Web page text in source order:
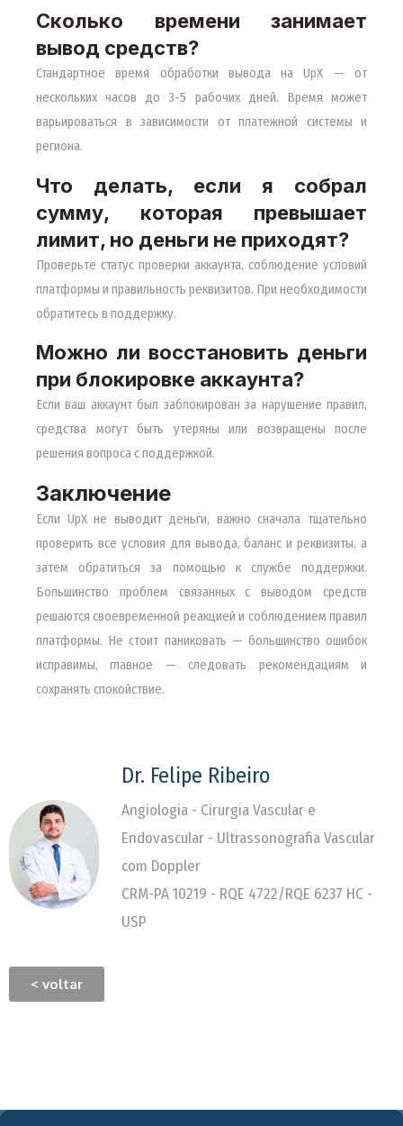
Сколько времени занимает
вывод средств?
Стандартное время обработки вывода на UpX — от
нескольких часов до 3-5 рабочих дней. Время может
варьироваться в зависимости от платежной системы и
региона.
Что делать, если я собрал
сумму, которая превышает
лимит, но деньги не приходят?
Проверьте статус проверки аккаунта, соблюдение условий
платформы и правильность реквизитов. При необходимости
обратитесь в поддержку.
Можно ли восстановить деньги
при блокировке аккаунта?
Если ваш аккаунт был заблокирован за нарушение правил,
средства могут быть утеряны или возвращены после
решения вопроса с поддержкой.
Заключение
Если UpX не выводит деньги, важно сначала тщательно
проверить все условия для вывода, баланс и реквизиты, а
затем обратиться за помощью к службе поддержки.
Большинство проблем связанных с выводом средств
решаются своевременной реакцией и соблюдением правил
платформы. Не стоит паниковать — большинство ошибок
исправимы, главное — следовать рекомендациям и
сохранять спокойствие.
Dr. Felipe Ribeiro
Angiologia - Cirurgia Vascular e
Endovascular - Ultrassonografia Vascular
com Doppler
CRM-PA 10219 - RQE 4722/RQE 6237 HC -
USP
< voltar